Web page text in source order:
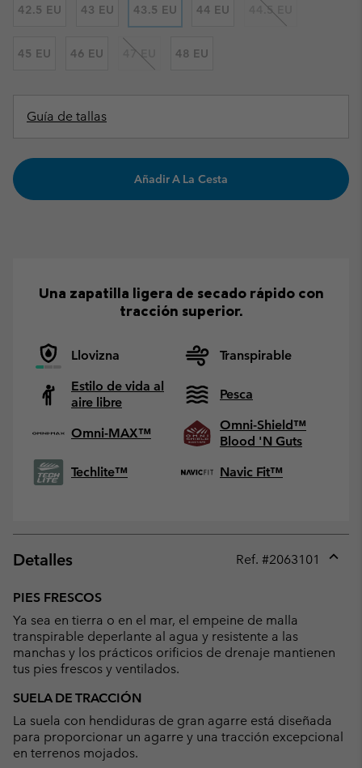
42.5 EU 43 EU 43.5 EU 44 EU 44.5 EU
45 EU 46 EU 47 EU 48 EU
Guía de tallas
Añadir A La Cesta
Una zapatilla ligera de secado rápido con
tracción superior.
Llovizna
Transpirable
Estilo de vida al
aire libre
Pesca
Omni-MAX™
Omni-Shield™
Blood 'N Guts
Techlite™
Navic Fit™
Detalles Ref. #2063101
PIES FRESCOS
Ya sea en tierra o en el mar, el empeine de malla
transpirable deperlante al agua y resistente a las
manchas y los prácticos orificios de drenaje mantienen
tus pies frescos y ventilados.
SUELA DE TRACCIÓN
La suela con hendiduras de gran agarre está diseñada
para proporcionar un agarre y una tracción excepcional
en terrenos mojados.